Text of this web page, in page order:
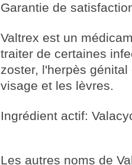
Garantie de
Valtrex est un
traiter de certaines
zoster, l'herpès
visage et les lèvres.
Ingrédient actif:
Les autres noms de